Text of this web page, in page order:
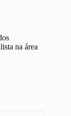
na área